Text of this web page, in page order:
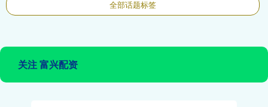
全部话题标签
关注 富兴配资